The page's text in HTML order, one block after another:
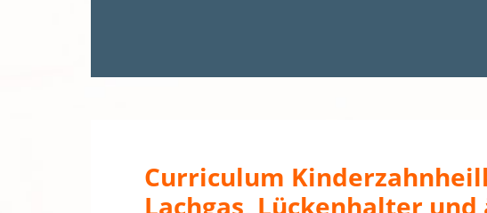
Curriculum
Lachgas, Lückenhalter